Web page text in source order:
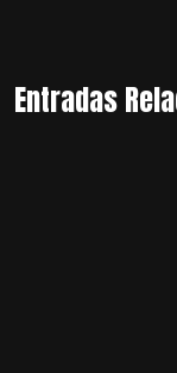
Entradas